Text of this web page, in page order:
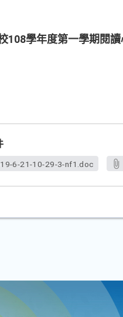
108學年度第一學期閱
6-21-10-29-3-nf1.doc